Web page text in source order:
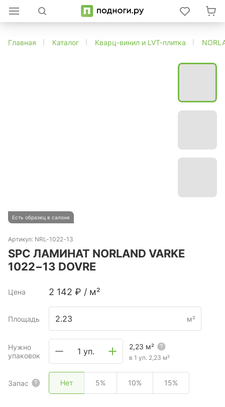
Главная Каталог Кварц-винил и LVT-плитка
Есть образец в салоне
Артикул: NRL-1022-13
SPC ЛАМИНАТ NORLAND VARKE
1022−13 DOVRE
Цена 2 142 ₽ / м²
Площадь м²
Нужно
упаковок
1 уп. 2,23 м²
в 1 уп. 2,23 м²
Запас Нет 5% 10% 15%